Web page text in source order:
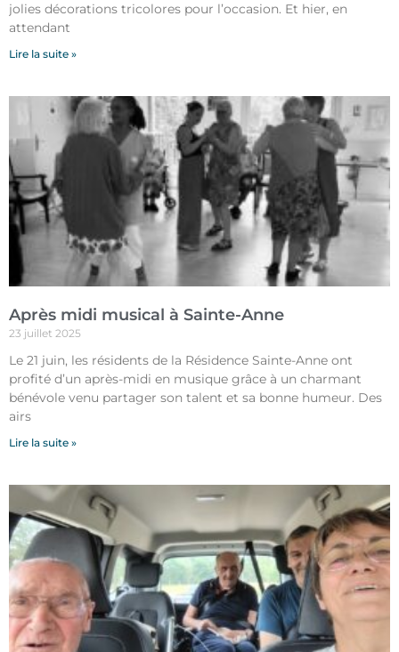
jolies décorations tricolores pour l’occasion. Et hier, en
attendant
Lire la suite »
Après midi musical à Sainte-Anne
23 juillet 2025
Le 21 juin, les résidents de la Résidence Sainte-Anne ont
profité d’un après-midi en musique grâce à un charmant
bénévole venu partager son talent et sa bonne humeur. Des
airs
Lire la suite »